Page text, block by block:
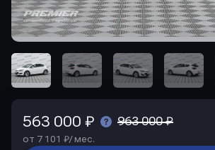
563 000 ₽ 963 000 ₽
от 7 101 ₽/ мес.